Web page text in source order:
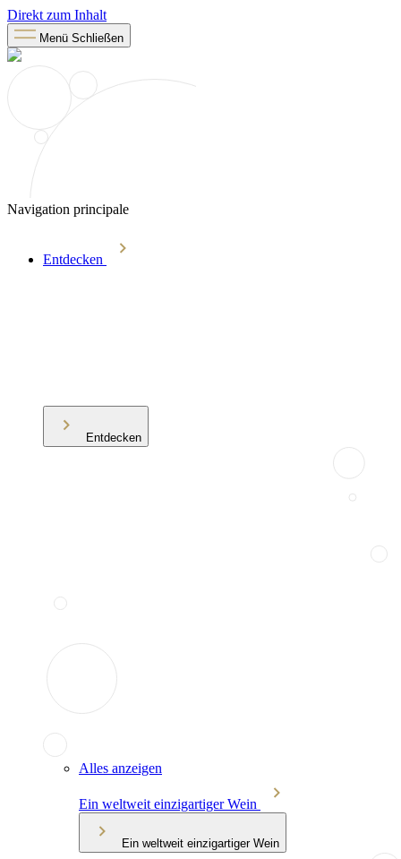
Direkt zum Inhalt
Menü Schließen
Navigation principale
Entdecken
Entdecken
Alles anzeigen
Ein weltweit einzigartiger Wein
Ein weltweit einzigartiger Wein